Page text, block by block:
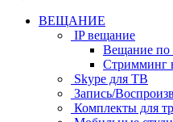
ВЕЩАНИЕ
IP вещание
Вещание по
Стримминг
Skype для ТВ
Запись/
Комплекты для